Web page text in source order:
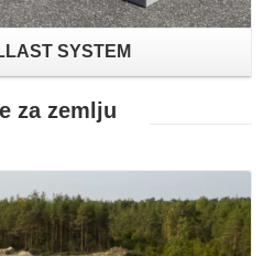
SYSTEM
za zemlju